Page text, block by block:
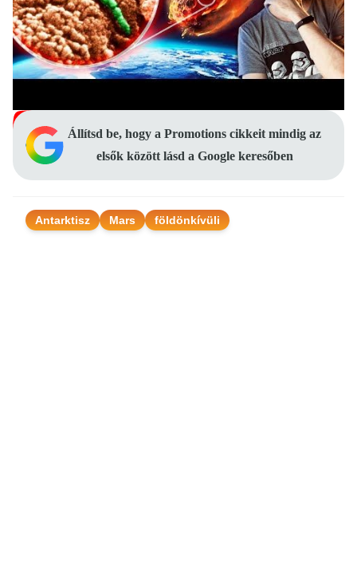
Állítsd be, hogy a Promotions cikkeit mindig az
elsők között lásd a Google keresőben
Antarktisz Mars földönkívüli